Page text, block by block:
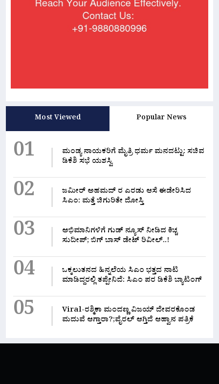
Most Viewed Popular News
01
ಮಂಡ್ಯ ನಾಯಕರಿಗೆ ಮೈತ್ರಿ ಧರ್ಮ ಮನದಟ್ಟು: ಸಚಿವ
ಡಿಕೆಶಿ ಸಭೆ ಯಶಸ್ವಿ
02
ಜಮೀರ್ ಅಹಮದ್ ರ ಎರಡು ಆಸೆ ಈಡೇರಿಸಿದ
ಸಿಎಂ: ಮತ್ತೆ ಚಿಗುರಿತೇ ದೋಸ್ತಿ
03
ಅಭಿಮಾನಿಗಳಿಗೆ ಗುಡ್ ನ್ಯೂಸ್ ನೀಡಿದ ಕಿಚ್ಚ
ಸುದೀಪ್; ಬಿಗ್ ಬಾಸ್ ಡೇಟ್ ರಿವೀಲ್..!
04
ಒಕ್ಕಲುತನದ ಹಿನ್ನಲೆಯ ಸಿಎಂ ಭತ್ತದ ನಾಟಿ
ಮಾಡಿದ್ದರಲ್ಲಿ‌ ತಪ್ಪೇನಿದೆ: ಸಿಎಂ ಪರ ಡಿಕೆಶಿ ಬ್ಯಾಟಿಂಗ್
05
Viral-ರಶ್ಮಿಕಾ ಮಂದಣ್ಣ ವಿಜಯ್ ದೇವರಕೊಂಡ
ಮದುವೆ ಆಗ್ತಾರಾ?;ವೈರಲ್ ಆಗ್ತಿದೆ ಆಹ್ವಾನ ಪತ್ರಿಕೆ